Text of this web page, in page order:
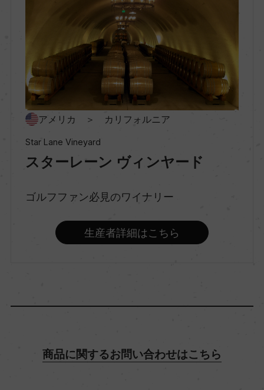
セントラル・コースト
種類
スティルワイン
味わい
品種（原材料）
カベルネ・ソーヴィニヨン 85%/カベルネ・フラン
アメリカ ＞ カリフォルニア
Star Lane Vineyard
スターレーン ヴィンヤード
ゴルフファン必見のワイナリー
生産者詳細はこちら
商品に関するお問い合わせはこちら